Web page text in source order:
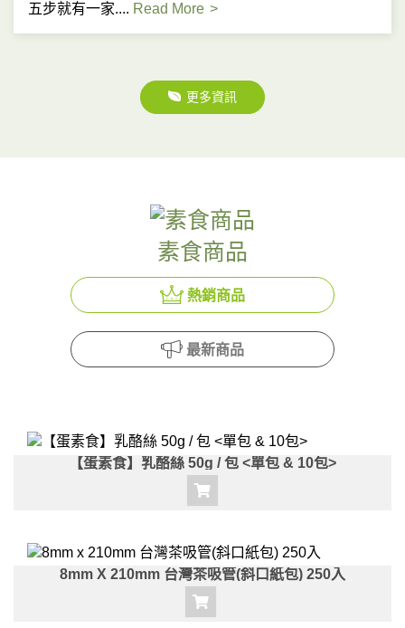
五步就有一家.... Read More
更多資訊
素食商品
熱銷商品
最新商品
【蛋素食】乳酪絲 50g / 包 <單包 & 10包>
8mm X 210mm 台灣茶吸管(斜口紙包) 250入